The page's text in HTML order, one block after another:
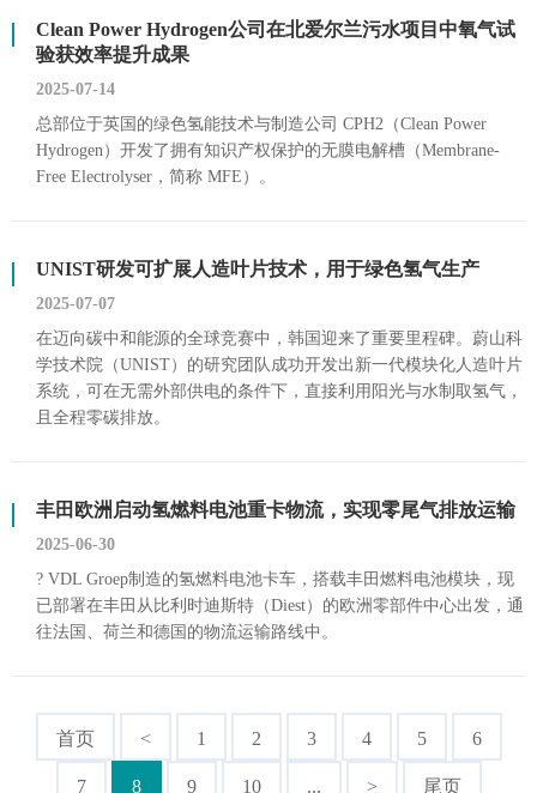
Clean Power Hydrogen公司在北爱尔兰污水项目中氧气试
验获效率提升成果
2025-07-14
总部位于英国的绿色氢能技术与制造公司 CPH2（Clean Power
Hydrogen）开发了拥有知识产权保护的无膜电解槽（Membrane-
Free Electrolyser，简称 MFE）。
UNIST研发可扩展人造叶片技术，用于绿色氢气生产
2025-07-07
在迈向碳中和能源的全球竞赛中，韩国迎来了重要里程碑。蔚山科
学技术院（UNIST）的研究团队成功开发出新一代模块化人造叶片
系统，可在无需外部供电的条件下，直接利用阳光与水制取氢气，
且全程零碳排放。
丰田欧洲启动氢燃料电池重卡物流，实现零尾气排放运输
2025-06-30
? VDL Groep制造的氢燃料电池卡车，搭载丰田燃料电池模块，现
已部署在丰田从比利时迪斯特（Diest）的欧洲零部件中心出发，通
往法国、荷兰和德国的物流运输路线中。
首页 < 1 2 3 4 5 6
7 8 9 10 ... > 尾页